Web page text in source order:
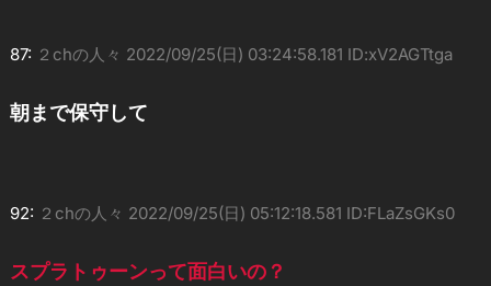
87: ２chの人々 2022/09/25(日) 03:24:58.181 ID:xV2AGTtga
朝まで保守して
92: ２chの人々 2022/09/25(日) 05:12:18.581 ID:FLaZsGKs0
スプラトゥーンって面白いの？